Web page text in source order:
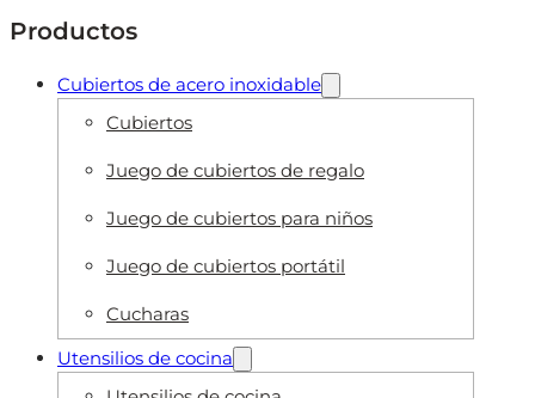
Productos
Cubiertos de acero inoxidable
Cubiertos
Juego de cubiertos de regalo
Juego de cubiertos para niños
Juego de cubiertos portátil
Cucharas
Utensilios de cocina